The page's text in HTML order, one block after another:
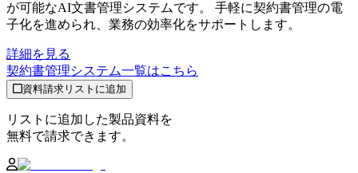
が可能なAI文書管理システムです。 手軽に契約書管理の電
子化を進められ、業務の効率化をサポートします。
詳細を見る
契約書管理システム一覧はこちら
資料請求リストに追加
リストに追加した製品資料を
無料で請求できます。